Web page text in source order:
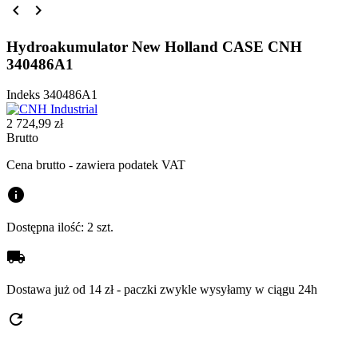
 
Hydroakumulator New Holland CASE CNH
340486A1
Indeks 340486A1
2 724,99 zł
Brutto
Cena brutto - zawiera podatek VAT
info
Dostępna ilość: 2 szt.
local_shipping
Dostawa już od 14 zł - paczki zwykle wysyłamy w ciągu 24h
refresh